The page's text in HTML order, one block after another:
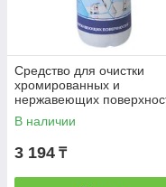
Средство для очистки
хромированных и
нержавеющих
В наличии
3 194 ₸